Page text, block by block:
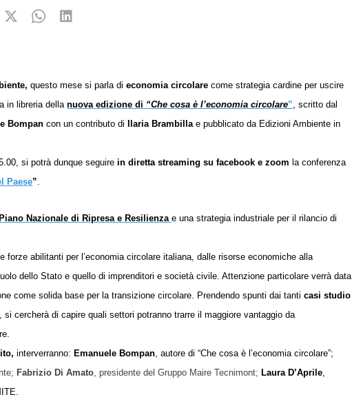
questo mese si parla di economia circolare come strategia cardine per uscire
in libreria della nuova edizione di “Che cosa è l’economia circolare”, scritto dal
Bompan con un contributo di Ilaria Brambilla e pubblicato daEdizioni Ambiente in
si potrà dunque seguire in diretta streaming su facebook e zoom la conferenza
Paese”.
Piano Nazionale di Ripresa e Resilienza e una strategia industriale per il rilancio di
forze abilitanti per l’economia circolare italiana, dalle risorse economiche alla
dello Stato e quello di imprenditori e società civile. Attenzione particolare verrà data
come solida base per la transizione circolare. Prendendo spunti dai tanti casi studio
si cercherà di capire quali settori potranno trarre il maggiore vantaggio da
interverranno: Emanuele Bompan, autore di “Che cosa è l’economia circolare”;
Fabrizio Di Amato, presidente del Gruppo Maire Tecnimont; Laura D’Aprile,